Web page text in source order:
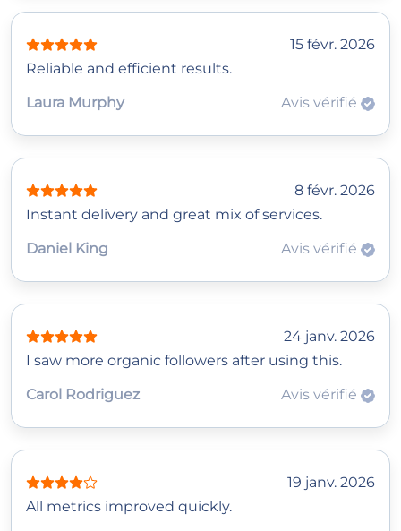
15 févr. 2026
Reliable and efficient results.
Laura Murphy
Avis vérifié
8 févr. 2026
Instant delivery and great mix of services.
Daniel King
Avis vérifié
24 janv. 2026
I saw more organic followers after using this.
Carol Rodriguez
Avis vérifié
19 janv. 2026
All metrics improved quickly.